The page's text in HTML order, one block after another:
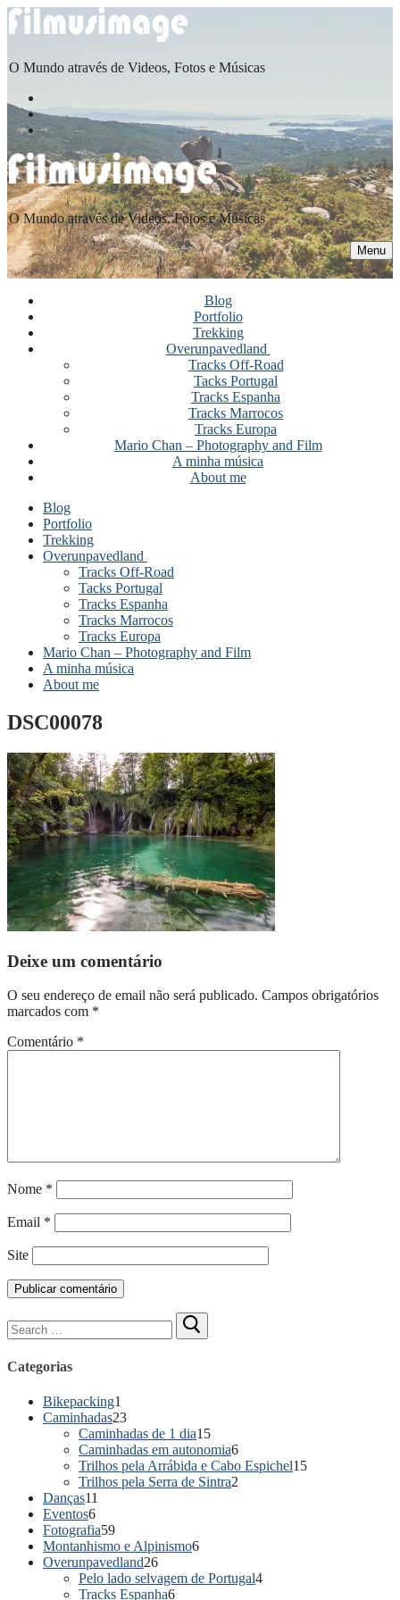
Saltar
para
Menu
Fechar
O Mundo através de Videos, Fotos e Músicas
O Mundo através de Videos, Fotos e Músicas
Menu
Blog
Portfolio
Trekking
Overunpavedland
Tracks Off-Road
Tacks Portugal
Tracks Espanha
Tracks Marrocos
Tracks Europa
Mario Chan – Photography and Film
A minha música
About me
Blog
Portfolio
Trekking
Overunpavedland
Tracks Off-Road
Tacks Portugal
Tracks Espanha
Tracks Marrocos
Tracks Europa
Mario Chan – Photography and Film
A minha música
About me
DSC00078
Deixe um comentário
O seu endereço de email não será publicado. Campos obrigatórios
marcados com *
Comentário *
Nome *
Email *
Site
Pesquisar
por:
Categorias
Bikepacking1
Caminhadas23
Caminhadas de 1 dia15
Caminhadas em autonomia6
Trilhos pela Arrábida e Cabo Espichel15
Trilhos pela Serra de Sintra2
Danças11
Eventos6
Fotografia59
Montanhismo e Alpinismo6
Overunpavedland26
Pelo lado selvagem de Portugal4
Tracks Espanha6